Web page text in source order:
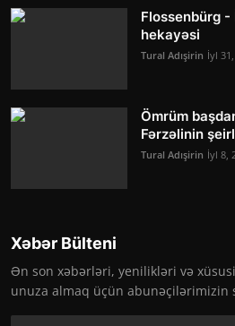
Flossenbürg
hekayəsi
Tural Adışirin İyl
Ömrüm
Fərzəlinin
Tural Adışirin İyl 8,
Xəbər Bülteni
Ən son xəbərləri, yenilikləri və
unuza almaq üçün abunəçilərimizin